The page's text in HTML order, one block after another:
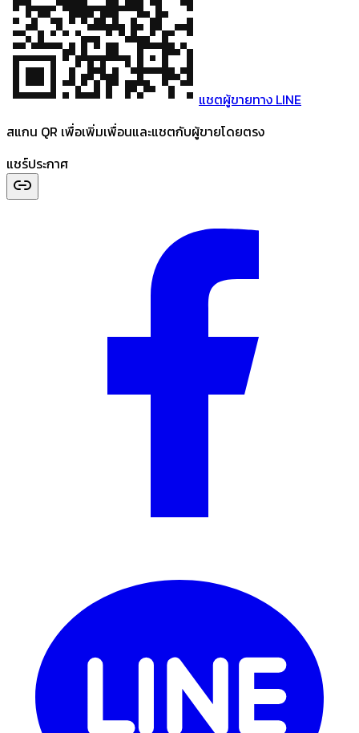
แชตผู้ขายทาง LINE
สแกน QR เพื่อเพิ่มเพื่อนและแชตกับผู้ขายโดยตรง
แชร์ประกาศ